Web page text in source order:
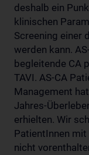
deshalb ein
klinischen
Screening einer
werden kann.
begleitende CA
TAVI. AS-CA
Management
Jahres-
erhielten. Wir
PatientInnen mit
nicht